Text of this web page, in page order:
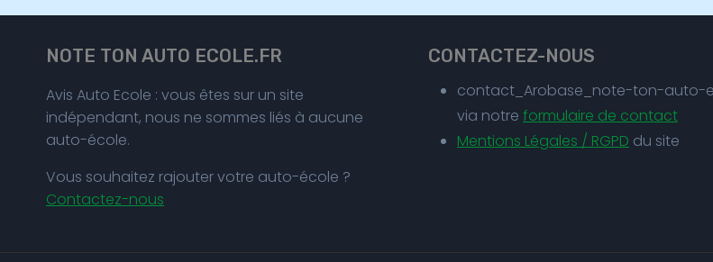
NOTE TON AUTO ECOLE.FR
Avis Auto Ecole : vous êtes sur un site
indépendant, nous ne sommes liés à aucune
auto-école.
Vous souhaitez rajouter votre auto-école ?
Contactez-nous
CONTACTEZ-NOUS
contact_Arobase_note-ton-auto-
via notre formulaire de contact
Mentions Légales / RGPD du site